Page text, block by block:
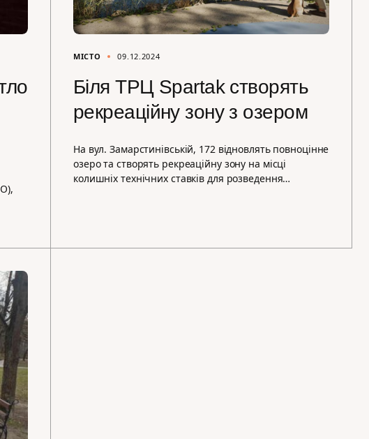
МІСТО 09.12.2024
Біля ТРЦ Spartak створять
рекреаційну зону з озером
На вул. Замарстинівській, 172 відновлять повноцінне
озеро та створять рекреаційну зону на місці
колишніх технічних ставків для розведення…